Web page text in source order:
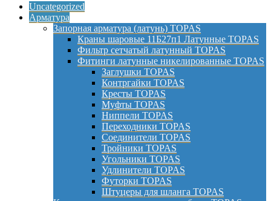
Uncategorized
Арматура
Запорная арматура (латунь) TOPAS
Краны шаровые 11Б27п1 Латунные TOPAS
Фильтр сетчатый латунный TOPAS
Фитинги латунные никелированные TOPAS
Заглушки TOPAS
Контргайки TOPAS
Кресты TOPAS
Муфты TOPAS
Ниппели TOPAS
Переходники TOPAS
Соединители TOPAS
Тройники TOPAS
Угольники TOPAS
Удлинители TOPAS
Футорки TOPAS
Штуцеры для шланга TOPAS